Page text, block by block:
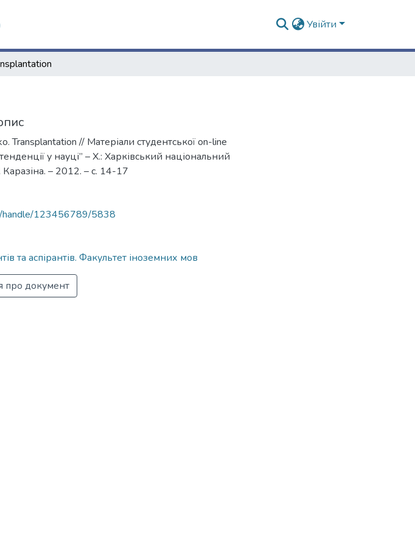
Увійти
Transplantation // Матеріали студентської on-line
у науці” – Х.: Харківський національний
Каразіна. – 2012. – с. 14-17
handle/123456789/5838
та аспірантів. Факультет іноземних мов
про документ